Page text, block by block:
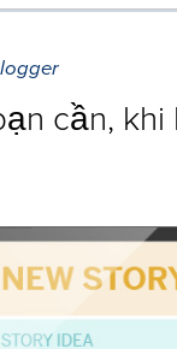
cần, khi